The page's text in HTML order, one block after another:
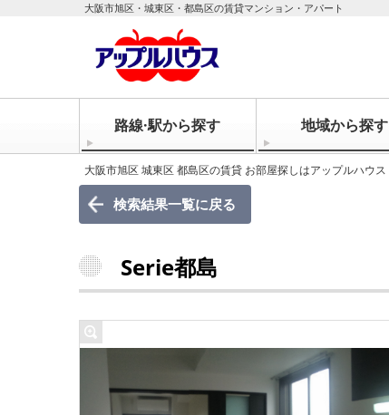
大阪市旭区・城東区・都島区の賃貸マンション・アパート
路線·駅から探す 地域から探す
大阪市旭区 城東区 都島区の賃貸 お部屋探しはアップルハウス
検索結果一覧に戻る
Serie都島